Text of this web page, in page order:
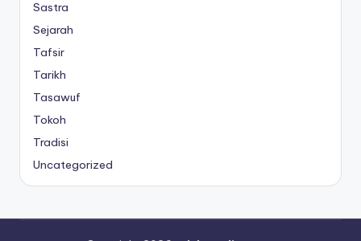
Sastra
Sejarah
Tafsir
Tarikh
Tasawuf
Tokoh
Tradisi
Uncategorized